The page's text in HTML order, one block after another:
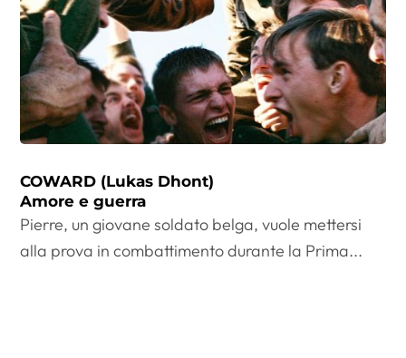
COWARD (Lukas Dhont)
Amore e guerra
Pierre, un giovane soldato belga, vuole mettersi
alla prova in combattimento durante la Prima...